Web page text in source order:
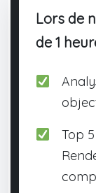
Lors de
de 1
Top